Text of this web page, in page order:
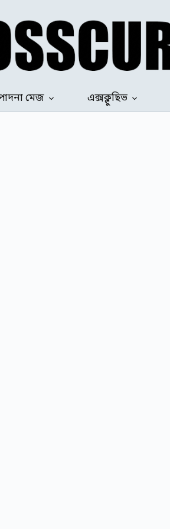
মেজ এক্সক্লুছিভ